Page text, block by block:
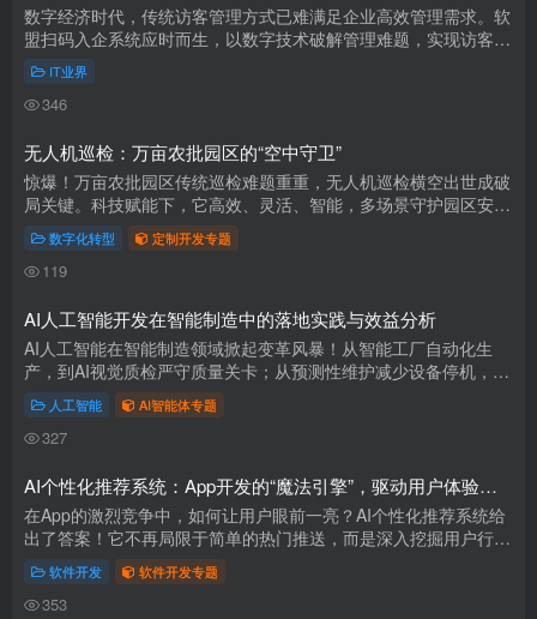
数字经济时代，传统访客管理方式已难满足企业高效管理需求。软
盟扫码入企系统应时而生，以数字技术破解管理难题，实现访客信
息快速录入与验证，大幅提升管理效率。系统兼具强大监管功能，
保障企...
IT业界
346
无人机巡检：万亩农批园区的“空中守卫”
惊爆！万亩农批园区传统巡检难题重重，无人机巡检横空出世成破
局关键。科技赋能下，它高效、灵活、智能，多场景守护园区安
全。郑州万邦市场引入后成效显著，安全隐患发现速度提升5倍。
政策支持...
数字化转型 定制开发专题
119
AI人工智能开发在智能制造中的落地实践与效益分析
AI人工智能在智能制造领域掀起变革风暴！从智能工厂自动化生
产，到AI视觉质检严守质量关卡；从预测性维护减少设备停机，到
供应链优化提升运营效率，AI正全方位重塑制造业。众多企业借助
AI实现生...
人工智能 AI智能体专题
327
AI个性化推荐系统：App开发的“魔法引擎”，驱动用户体验飙升！
在App的激烈竞争中，如何让用户眼前一亮？AI个性化推荐系统给
出了答案！它不再局限于简单的热门推送，而是深入挖掘用户行为
数据，精准洞察喜好，为用户量身定制内容。从新闻资讯到电商购
物，从...
软件开发 软件开发专题
353